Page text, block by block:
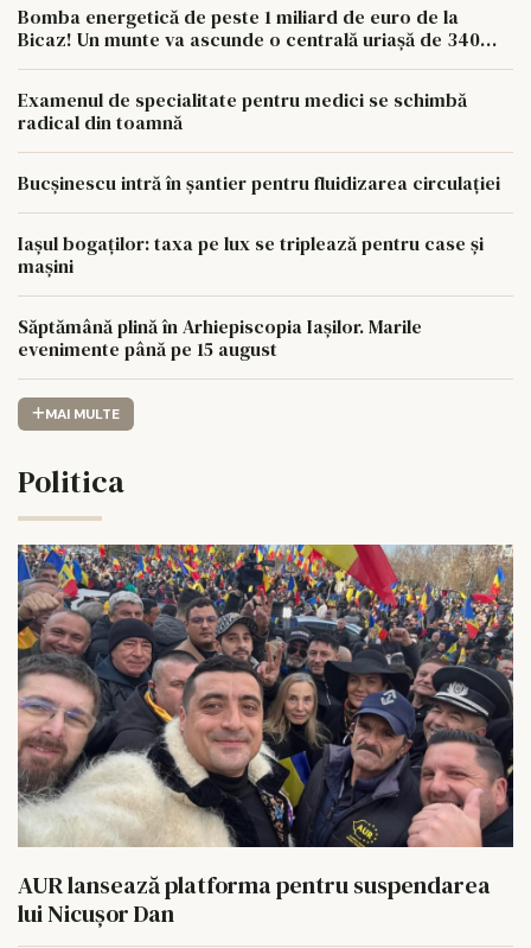
Bomba energetică de peste 1 miliard de euro de la
Bicaz! Un munte va ascunde o centrală uriașă de 340
Examenul de specialitate pentru medici se schimbă
radical din toamnă
Bucșinescu intră în șantier pentru fluidizarea circulației
Iașul bogaților: taxa pe lux se triplează pentru case și
mașini
Săptămână plină în Arhiepiscopia Iașilor. Marile
evenimente până pe 15 august
MAI MULTE
Politica
AUR lansează platforma pentru suspendarea
lui Nicușor Dan